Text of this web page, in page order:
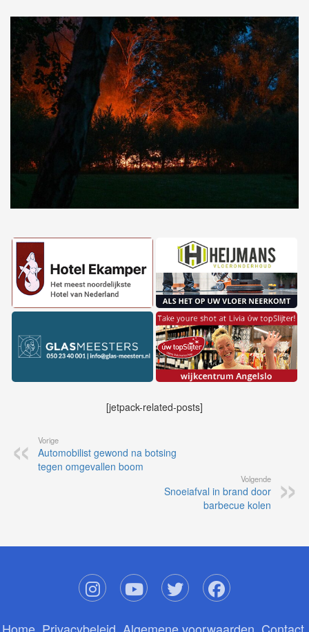
[jetpack-related-posts]
Vorige
Automobilist gewond na botsing
tegen omgevallen boom
Volgende
Snoeiafval in brand door
barbecue kolen